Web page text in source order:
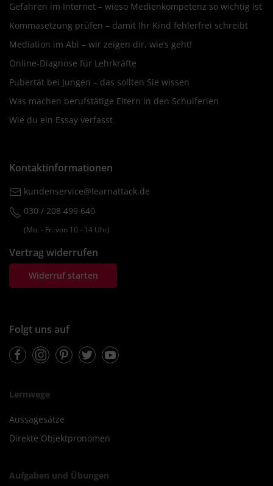
Gefahren im Internet – wieso Medienkompetenz so wichtig ist
Kommasetzung prüfen – damit Ihr Kind fehlerfrei schreibt
Mediation im Abi – wir zeigen dir, wie’s geht!
Online-Diagnose für Lehrkräfte
Pubertät bei Jungen – das sollten Sie wissen
Was machen berufstätige Eltern in den Schulferien
Wie du ein Essay verfasst
Kontaktinformationen
kundenservice@learnattack.de
030 / 208 499 640
(Mo. ‐ Fr. von 10 ‐ 14 Uhr)
Vertrag widerrufen
Widerruf starten
Folgt uns auf
FacebookInstagramPinterestTwitterYoutube
Lernwege
Aussagesätze
Direkte Objektpronomen
Aufgaben und Übungen